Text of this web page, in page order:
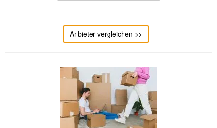
Anbieter vergleichen >>